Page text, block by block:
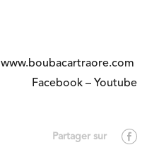
www.boubacartraore.com
Facebook– Youtube